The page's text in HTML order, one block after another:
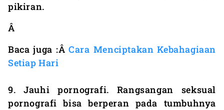
pikiran.
Â
Baca juga :ÂCara Menciptakan Kebahagiaan
Setiap Hari
9. Jauhi pornografi. Rangsangan seksual
pornografi bisa berperan pada tumbuhnya